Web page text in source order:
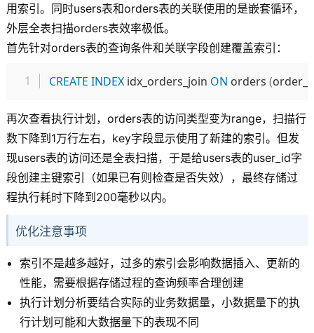
用索引。同时users表和orders表的关联使用的是嵌套循环，
外层全表扫描orders表效率极低。
首先针对orders表的查询条件和关联字段创建覆盖索引：
CREATE INDEX idx_orders_join ON orders ( 复制
再次查看执行计划，orders表的访问类型变为range，扫描行
数下降到1万行左右，key字段显示使用了新建的索引。但发
现users表的访问还是全表扫描，于是给users表的user_id字
段创建主键索引（如果已有则检查是否失效），最终存储过
程执行耗时下降到200毫秒以内。
优化注意事项
索引不是越多越好，过多的索引会影响数据插入、更新的
性能，需要根据存储过程的查询频率合理创建
执行计划分析要结合实际的业务数据量，小数据量下的执
行计划可能和大数据量下的表现不同